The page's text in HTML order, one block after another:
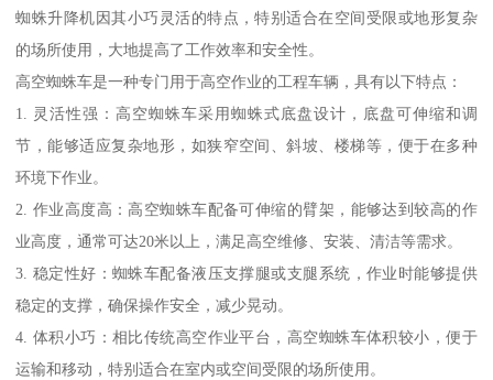
蜘蛛升降机因其小巧灵活的特点，特别适合在空间受限或地形复杂
的场所使用，大地提高了工作效率和安全性。
高空蜘蛛车是一种专门用于高空作业的工程车辆，具有以下特点：
1. 灵活性强：高空蜘蛛车采用蜘蛛式底盘设计，底盘可伸缩和调
节，能够适应复杂地形，如狭窄空间、斜坡、楼梯等，便于在多种
环境下作业。
2. 作业高度高：高空蜘蛛车配备可伸缩的臂架，能够达到较高的作
业高度，通常可达20米以上，满足高空维修、安装、清洁等需求。
3. 稳定性好：蜘蛛车配备液压支撑腿或支腿系统，作业时能够提供
稳定的支撑，确保操作安全，减少晃动。
4. 体积小巧：相比传统高空作业平台，高空蜘蛛车体积较小，便于
运输和移动，特别适合在室内或空间受限的场所使用。